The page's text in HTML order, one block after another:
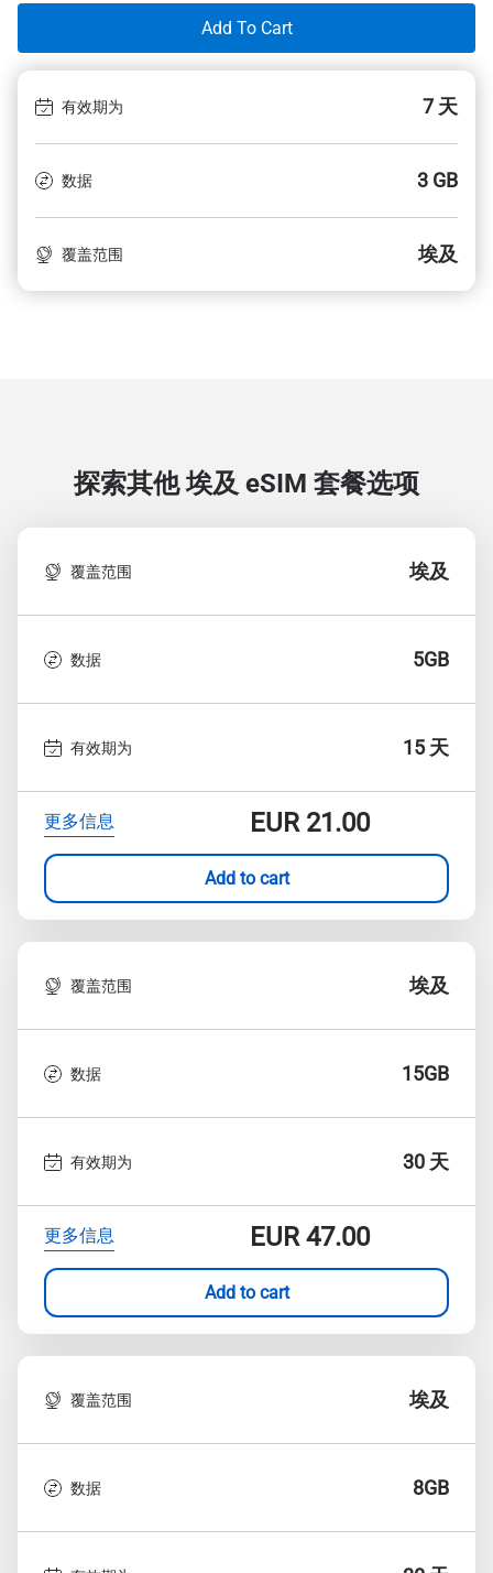
Add To Cart
有效期为 7 天
数据 3 GB
覆盖范围 埃及
探索其他 埃及 eSIM 套餐选项
覆盖范围 埃及
数据 5GB
有效期为 15 天
更多信息 EUR21.00
Add to cart
覆盖范围 埃及
数据 15GB
有效期为 30 天
更多信息 EUR47.00
Add to cart
覆盖范围 埃及
数据 8GB